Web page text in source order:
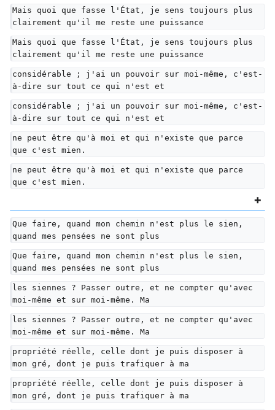
Mais quoi que fasse l'État, je sens toujours plus
clairement qu'il me reste une puissance
Mais quoi que fasse l'État, je sens toujours plus
clairement qu'il me reste une puissance
considérable ; j'ai un pouvoir sur moi-même, c'est-
à-dire sur tout ce qui n'est et
considérable ; j'ai un pouvoir sur moi-même, c'est-
à-dire sur tout ce qui n'est et
ne peut être qu'à moi et qui n'existe que parce
que c'est mien.
ne peut être qu'à moi et qui n'existe que parce
que c'est mien.
Que faire, quand mon chemin n'est plus le sien,
quand mes pensées ne sont plus
Que faire, quand mon chemin n'est plus le sien,
quand mes pensées ne sont plus
les siennes ? Passer outre, et ne compter qu'avec
moi-même et sur moi-même. Ma
les siennes ? Passer outre, et ne compter qu'avec
moi-même et sur moi-même. Ma
propriété réelle, celle dont je puis disposer à
mon gré, dont je puis trafiquer à ma
propriété réelle, celle dont je puis disposer à
mon gré, dont je puis trafiquer à ma